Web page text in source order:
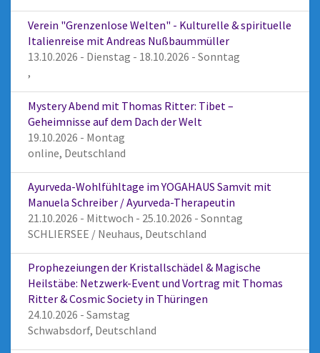
Verein "Grenzenlose Welten" - Kulturelle & spirituelle
Italienreise mit Andreas Nußbaummüller
13.10.2026 - Dienstag - 18.10.2026 - Sonntag
,
Mystery Abend mit Thomas Ritter: Tibet –
Geheimnisse auf dem Dach der Welt
19.10.2026 - Montag
online, Deutschland
Ayurveda-Wohlfühltage im YOGAHAUS Samvit mit
Manuela Schreiber / Ayurveda-Therapeutin
21.10.2026 - Mittwoch - 25.10.2026 - Sonntag
SCHLIERSEE / Neuhaus, Deutschland
Prophezeiungen der Kristallschädel & Magische
Heilstäbe: Netzwerk-Event und Vortrag mit Thomas
Ritter & Cosmic Society in Thüringen
24.10.2026 - Samstag
Schwabsdorf, Deutschland